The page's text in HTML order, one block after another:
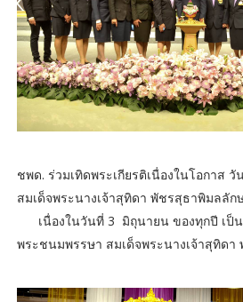
ชพด. ร่วมเทิดพระเกียรติเนื่องในโอกาส
สมเด็จพระนางเจ้าสุทิดา พัชรสุธาพิมลลั
เนื่องในวันที่ 3 มิถุนายน ของทุกปี เป็
พระชนมพรรษา สมเด็จพระนางเจ้าสุทิดา